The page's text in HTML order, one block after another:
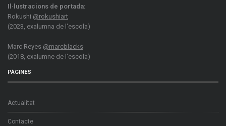
Il·lustracions de portada:
Rokushi @rokushiart
(2023, exalumna de l'escola)
Marc Reyes @marcblacks
(2018, exalumne de l'escola)
PÀGINES
Actualitat
Contacte